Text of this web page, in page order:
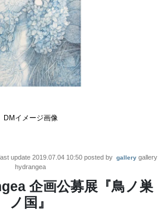
DMイメージ画像
update 2019.07.04 10:50 posted by gallery gallery
hydrangea
企画公募展『鳥ノ巣
ノ国』